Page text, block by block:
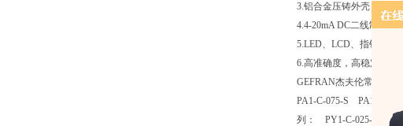
3.铝合金压铸外壳，三
4.4-20mA DC二线制信
5.LED、LCD、指针三
6.高准确度，高稳定性
GEFRAN杰夫伦常用型号
PA1-C-075-S PA1-C-
列： PY1-C-025-S